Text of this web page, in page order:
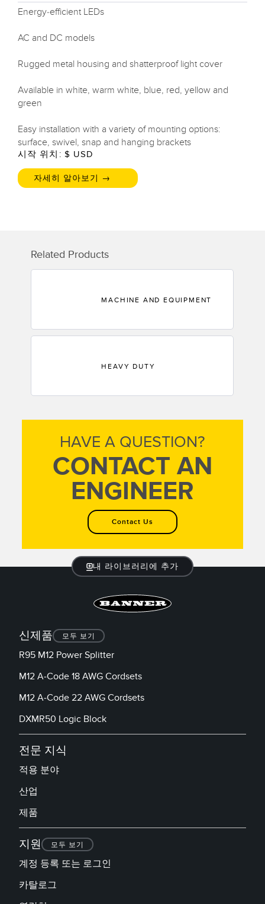
Energy-efficient LEDs
AC and DC models
Rugged metal housing and shatterproof light cover
Available in white, warm white, blue, red, yellow and
green
Easy installation with a variety of mounting options:
surface, swivel, snap and hanging brackets
시작 위치: $ USD
자세히 알아보기 →
Related Products
MACHINE AND EQUIPMENT
HEAVY DUTY
HAVE A QUESTION?
CONTACT AN
ENGINEER
Contact Us
내 라이브러리에 추가
신제품 모두 보기
R95 M12 Power Splitter
M12 A-Code 18 AWG Cordsets
M12 A-Code 22 AWG Cordsets
DXMR50 Logic Block
전문 지식
적용 분야
산업
제품
지원 모두 보기
계정 등록 또는 로그인
카탈로그